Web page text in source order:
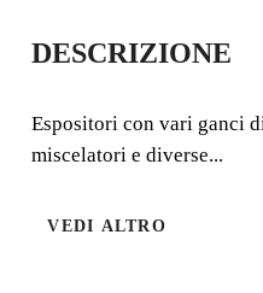
RUBIMIX
Espositori con vari ganci
e diverse fruste.
DESCRIZIONE
Espositori con vari ganci
miscelatori e diverse...
VEDI ALTRO